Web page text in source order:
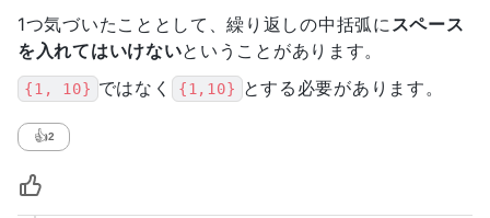
1つ気づいたこととして、繰り返しの中括弧にスペース
を入れてはいけないということがあります。
{1, 10} ではなく {1,10} とする必要があります。
👍2